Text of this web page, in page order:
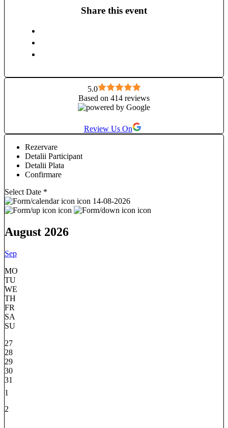
si sa descopere conexiuni cu ei si cu ceilalti, ce ne unesc pe
Share this event
5.0
Based on 414 reviews
Review Us On
Rezervare
Detalii Participant
Detalii Plata
Confirmare
Select Date *
14-08-2026
August 2026
Sep
MO
TU
WE
TH
FR
SA
SU
27
28
29
30
31
1
2